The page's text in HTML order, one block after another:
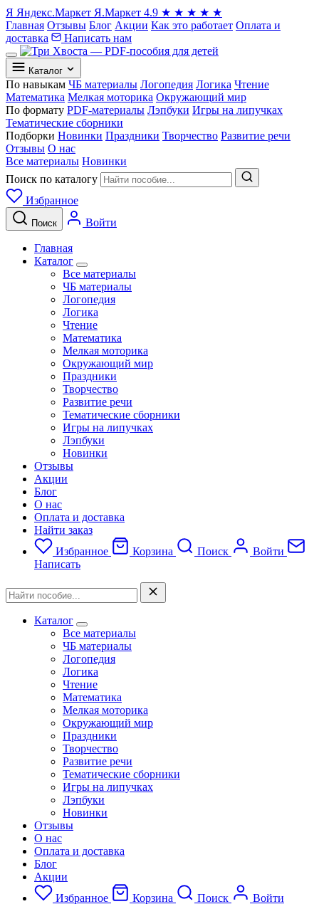
Я Яндекс.Маркет Я.Маркет 4.9 ★ ★ ★ ★ ★
Главная Отзывы Блог Акции Как это работает Оплата и
доставка
Написать нам
Каталог
По навыкам ЧБ материалы Логопедия Логика Чтение
Математика Мелкая моторика Окружающий мир
По формату PDF-материалы Лэпбуки Игры на липучках
Тематические сборники
Подборки Новинки Праздники Творчество Развитие речи
Отзывы О нас
Все материалы Новинки
Поиск по каталогу
Избранное
Поиск Войти
Главная
Каталог
Все материалы
ЧБ материалы
Логопедия
Логика
Чтение
Математика
Мелкая моторика
Окружающий мир
Праздники
Творчество
Развитие речи
Тематические сборники
Игры на липучках
Лэпбуки
Новинки
Отзывы
Акции
Блог
О нас
Оплата и доставка
Найти заказ
Избранное
Корзина Поиск
Войти
Написать
Каталог
Все материалы
ЧБ материалы
Логопедия
Логика
Чтение
Математика
Мелкая моторика
Окружающий мир
Праздники
Творчество
Развитие речи
Тематические сборники
Игры на липучках
Лэпбуки
Новинки
Отзывы
О нас
Оплата и доставка
Блог
Акции
Избранное
Корзина Поиск Войти